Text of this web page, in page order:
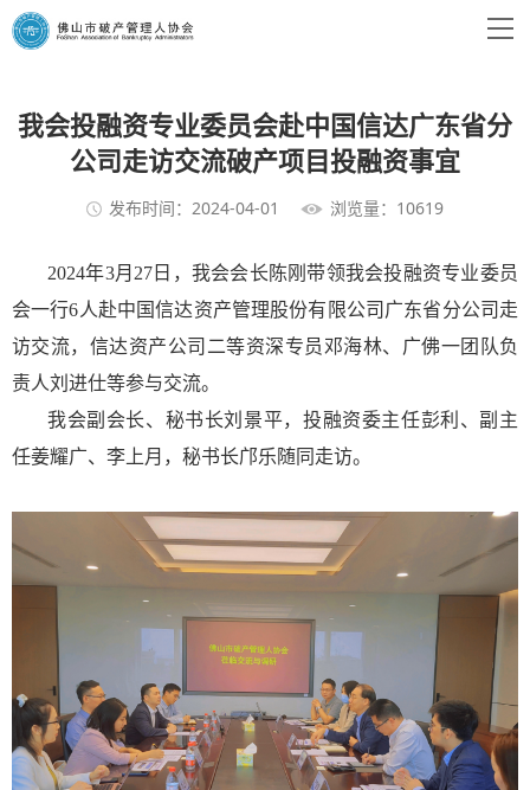
我会投融资专业委员会赴中国信达广东省分
公司走访交流破产项目投融资事宜
发布时间：2024-04-01 浏览量：10619
2024年3月27日，我会会长陈刚带领我会投融资专业委员
会一行6人赴中国信达资产管理股份有限公司广东省分公司走
访交流，信达资产公司二等资深专员邓海林、广佛一团队负
责人刘进仕等参与交流。
我会副会长、秘书长刘景平，投融资委主任彭利、副主
任姜耀广、李上月，秘书长邝乐随同走访。